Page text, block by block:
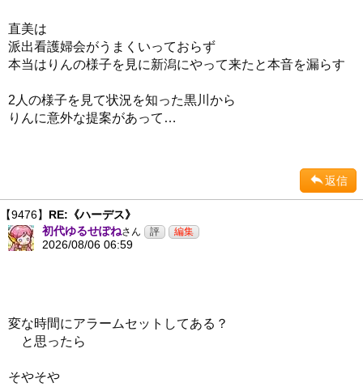
直美は
派出看護婦会がうまくいっておらず
本当はりんの様子を見に新潟にやって来たと本音を漏らす
2人の様子を見て状況を知った黒川から
りんに意外な提案があって…
返信
【9476】 RE:《ハーデス》
初代ゆるせぽねさん
2026/08/06 06:59
変な時間にアラームセットしてある？
と思ったら
そやそや